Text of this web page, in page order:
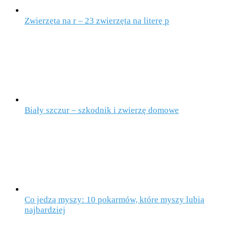
Zwierzęta na r – 23 zwierzęta na literę p
Biały szczur – szkodnik i zwierzę domowe
Co jedzą myszy: 10 pokarmów, które myszy lubią
najbardziej